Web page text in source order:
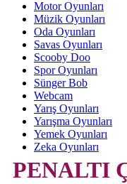
Motor Oyunları
Müzik Oyunları
Oda Oyunları
Savas Oyunları
Scooby Doo
Spor Oyunları
Sünger Bob
Webcam
Yarış Oyunları
Yarışma Oyunları
Yemek Oyunları
Zeka Oyunları
PENALTI